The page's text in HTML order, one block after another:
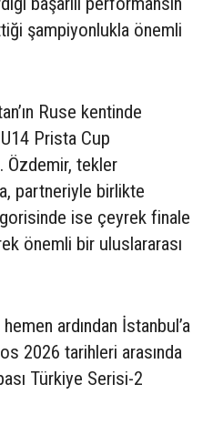
şampiyonlukla önemli
Ruse kentinde
Prista Cup
Özdemir, tekler
partneriyle birlikte
ise çeyrek finale
önemli bir uluslararası
ardından İstanbul’a
2026 tarihleri arasında
Türkiye Serisi-2